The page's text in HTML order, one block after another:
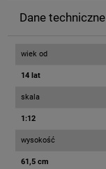
Dane techniczne
wiek od
14 lat
skala
1:12
wysokość
61,5 cm